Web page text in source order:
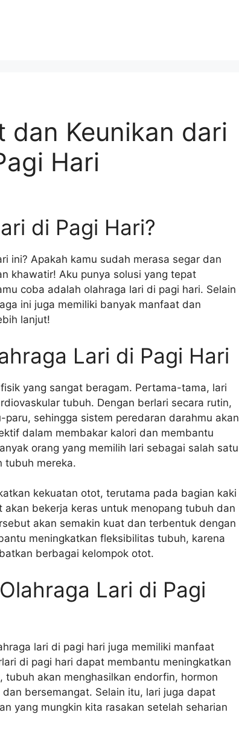
dan Keunikan dari
Hari
di Pagi Hari?
ini? Apakah kamu sudah merasa segar dan
khawatir! Aku punya solusi yang tepat
coba adalah olahraga lari di pagi hari. Selain
ini juga memiliki banyak manfaat dan
lanjut!
Lari di Pagi Hari
yang sangat beragam. Pertama-tama, lari
tubuh. Dengan berlari secara rutin,
sehingga sistem peredaran darahmu akan
dalam membakar kalori dan membantu
orang yang memilih lari sebagai salah satu
tubuh mereka.
kekuatan otot, terutama pada bagian kaki
bekerja keras untuk menopang tubuh dan
akan semakin kuat dan terbentuk dengan
meningkatkan fleksibilitas tubuh, karena
berbagai kelompok otot.
Lari di Pagi
lari di pagi hari juga memiliki manfaat
di pagi hari dapat membantu meningkatkan
akan menghasilkan endorfin, hormon
bersemangat. Selain itu, lari juga dapat
yang mungkin kita rasakan setelah seharian